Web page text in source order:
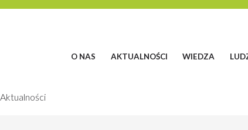
O NAS AKTUALNOŚCI WIEDZA
Aktualności